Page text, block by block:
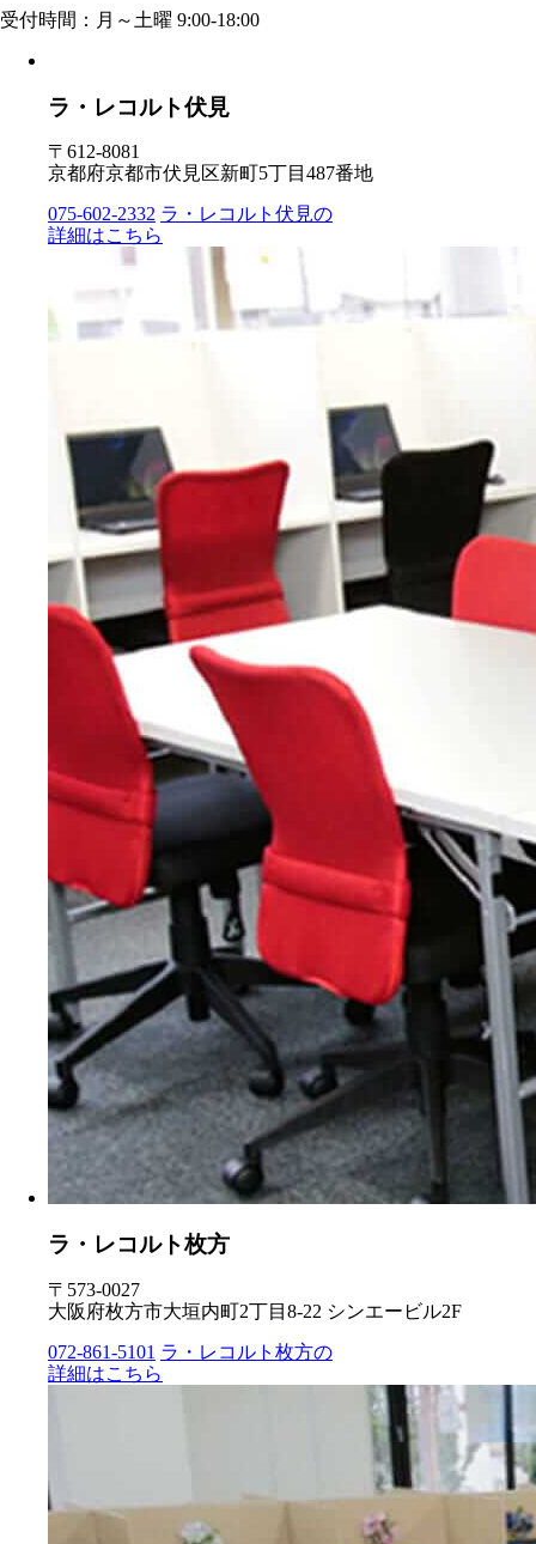
受付時間：月～土曜 9:00-18:00
ラ・レコルト伏見
〒612-8081
京都府京都市伏見区新町5丁目487番地
075-602-2332 ラ・レコルト伏見の
詳細はこちら
ラ・レコルト枚方
〒573-0027
大阪府枚方市大垣内町2丁目8-22 シンエービル2F
072-861-5101 ラ・レコルト枚方の
詳細はこちら